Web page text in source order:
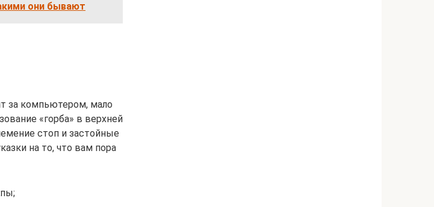
они бывают
за компьютером, мало
«горба» в верхней
стоп и застойные
на то, что вам пора